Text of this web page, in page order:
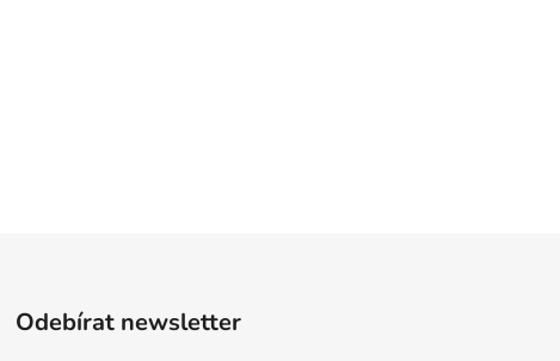
Odebírat newsletter